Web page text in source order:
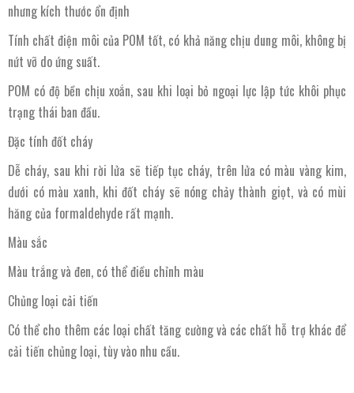
nhưng kích thước ổn định
Tính chất điện môi của POM tốt, có khả năng chịu dung môi, không bị
nứt vỡ do ứng suất.
POM có độ bền chịu xoắn, sau khi loại bỏ ngoại lực lập tức khôi phục
trạng thái ban đầu.
Đặc tính đốt cháy
Dễ cháy, sau khi rời lửa sẽ tiếp tục cháy, trên lửa có màu vàng kim,
dưới có màu xanh, khi đốt cháy sẽ nóng chảy thành giọt, và có mùi
hăng của formaldehyde rất mạnh.
Màu sắc
Màu trắng và đen, có thể điều chỉnh màu
Chủng loại cải tiến
Có thể cho thêm các loại chất tăng cường và các chất hỗ trợ khác để
cải tiến chủng loại, tùy vào nhu cầu.